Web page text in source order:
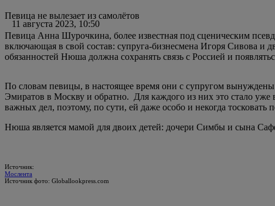
11 августа 2023, 10:50
Певица не вылезает из самолётов
Певица Анна Шурочкина, более известная под сценическим
включающая в свой состав: супруга-бизнесмена Игоря Сивова
обязанностей Нюша должна сохранять связь с Россией и
По словам певицы, в настоящее время они с супругом
Эмиратов в Москву и обратно. Для каждого из них это стало
важных дел, поэтому, по сути, ей даже особо и некогда тосковать
Нюша является мамой для двоих детей: дочери Симбы и сына
Источник:
Мослента
Источник фото: Globallookpress.com